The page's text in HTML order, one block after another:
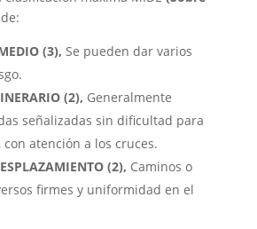
de:
(3), Se pueden dar varios
(2), Generalmente
señalizadas sin dificultad para
atención a los cruces.
(2), Caminos o
firmes y uniformidad en el